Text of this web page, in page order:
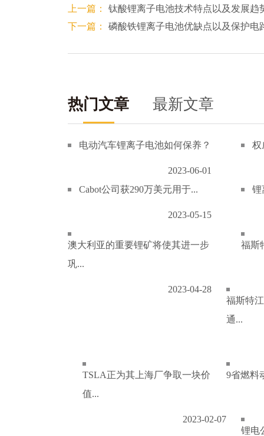
上一篇：
钛酸锂离子电池技术特点以及发展趋
下一篇：
磷酸铁锂离子电池优缺点以及保护电
热门文章 最新文章
电动汽车锂离子电池如何保养？
2023-06-01
权
Cabot公司获290万美元用于...
2023-05-15
锂
澳大利亚的重要锂矿将使其进一步
巩...
2023-04-28
福斯
福斯特
通...
TSLA正为其上海厂争取一块价
值...
2023-02-07
9省燃料
锂电